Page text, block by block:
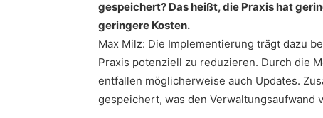
gespeichert? Das heißt, die Praxis hat
geringere Kosten.
Max Milz: Die Implementierung trägt dazu
Praxis potenziell zu reduzieren. Durch die
entfallen möglicherweise auch Updates.
gespeichert, was den Verwaltungsaufwand